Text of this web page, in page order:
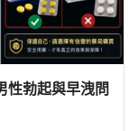
性勃起與早洩問